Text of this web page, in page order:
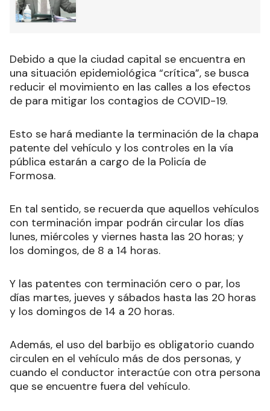
Debido a que la ciudad capital se encuentra en
una situación epidemiológica “crítica”, se busca
reducir el movimiento en las calles a los efectos
de para mitigar los contagios de COVID-19.
Esto se hará mediante la terminación de la chapa
patente del vehículo y los controles en la vía
pública estarán a cargo de la Policía de
Formosa.
En tal sentido, se recuerda que aquellos vehículos
con terminación impar podrán circular los días
lunes, miércoles y viernes hasta las 20 horas; y
los domingos, de 8 a 14 horas.
Y las patentes con terminación cero o par, los
días martes, jueves y sábados hasta las 20 horas
y los domingos de 14 a 20 horas.
Además, el uso del barbijo es obligatorio cuando
circulen en el vehículo más de dos personas, y
cuando el conductor interactúe con otra persona
que se encuentre fuera del vehículo.